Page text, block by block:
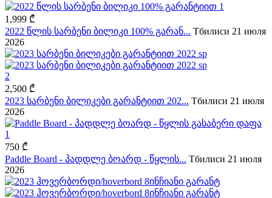
1
1,999 ₾
2022 წლის სარბენი ბილიკი 100% გარან... Тбилиси 21 июля
2026
2
2,500 ₾
2023 სარბენი ბილიკები გარანტიით 202... Тбилиси 21 июля
2026
1
750 ₾
Paddle Board - პადდლე ბოარდ - წყლის... Тбилиси 21 июля
2026